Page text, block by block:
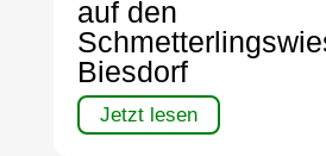
auf den
Biesdorf
Jetzt lesen